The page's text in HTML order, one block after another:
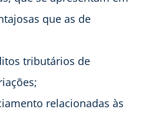
que as de
tributários de
relacionadas às